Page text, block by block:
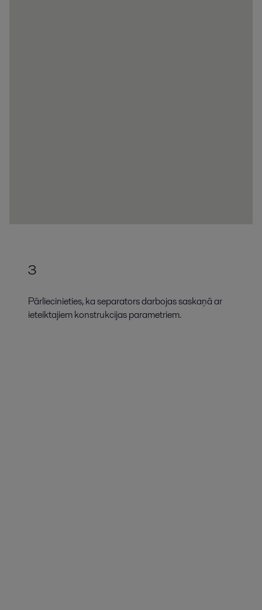
3
Pārliecinieties, ka separators darbojas saskaņā ar
ieteiktajiem konstrukcijas parametriem.